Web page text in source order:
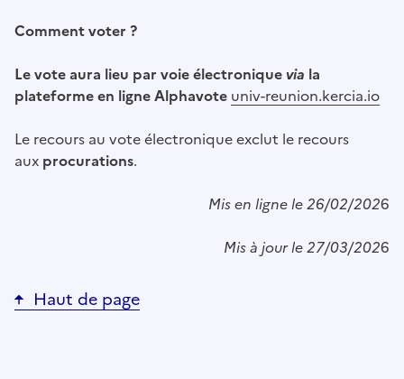
Comment voter ?
Le vote aura lieu par voie électroniquevia la
plateforme en ligne Alphavote univ-reunion.kercia.io
Le recours au vote électronique exclut le recours
aux procurations.
Mis en ligne le 26/02/2026
Mis à jour le 27/03/2026
Haut de page